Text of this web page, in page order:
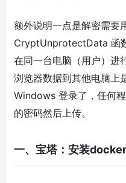
额外说明一点是解密需要
CryptUnprotectData 函
在同一台电脑（用户）进
浏览器数据到其他电脑上
Windows 登录了，任何
的密码然后上传。
一、宝塔：安装